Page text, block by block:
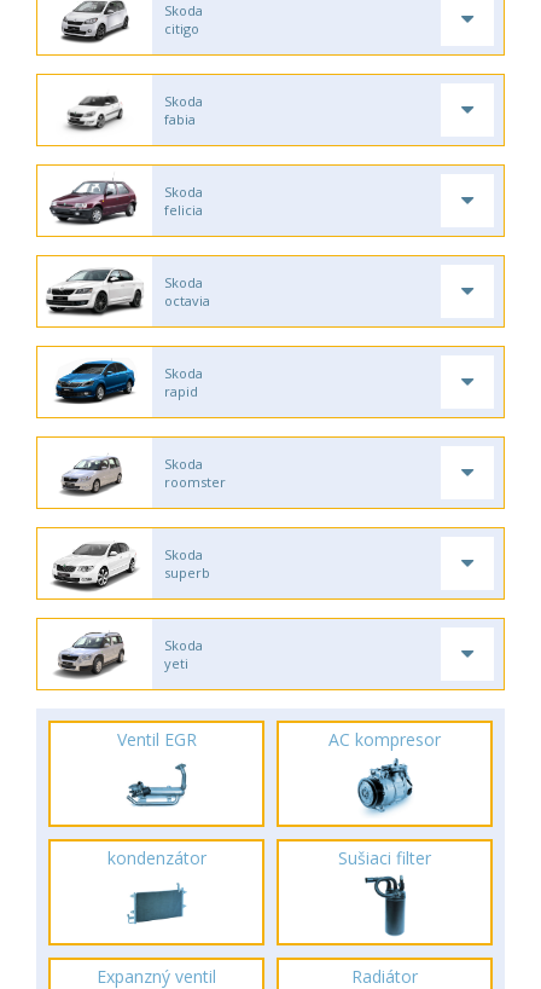
Skoda
citigo
Skoda
fabia
Skoda
felicia
Skoda
octavia
Skoda
rapid
Skoda
roomster
Skoda
superb
Skoda
yeti
Ventil EGR AC kompresor
kondenzátor Sušiaci filter
Expanzný ventil Radiátor